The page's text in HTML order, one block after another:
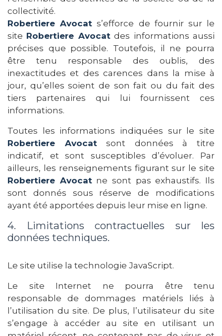
collectivité.
Robertiere Avocat s’efforce de fournir sur le
site Robertiere Avocatdes informations aussi
précises que possible. Toutefois, il ne pourra
être tenu responsable des oublis, des
inexactitudes et des carences dans la mise à
jour, qu’elles soient de son fait ou du fait des
tiers partenaires qui lui fournissent ces
informations.
Toutes les informations indiquées sur le site
Robertiere Avocatsont données à titre
indicatif, et sont susceptibles d’évoluer. Par
ailleurs, les renseignements figurant sur le site
Robertiere Avocatne sont pas exhaustifs. Ils
sont donnés sous réserve de modifications
ayant été apportées depuis leur mise en ligne.
4. Limitations contractuelles sur les
données techniques.
Le site utilise la technologie JavaScript.
Le site Internet ne pourra être tenu
responsable de dommages matériels liés à
l’utilisation du site. De plus, l’utilisateur du site
s’engage à accéder au site en utilisant un